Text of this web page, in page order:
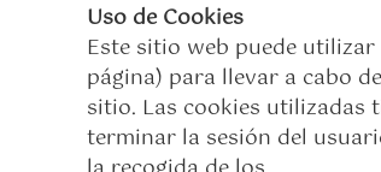
Uso de Cookies
Este sitio web puede
página) para llevar a cabo
sitio. Las cookies utilizadas
terminar la sesión del